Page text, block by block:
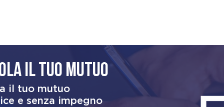
il tuo mutuo
il tuo mutuo
e senza impegno